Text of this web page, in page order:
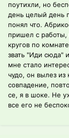
поутихли, но
день целый день
понял что.
пришел с работы,
кругов по
звать "Иди сюда"
мне стало
чудо, он вылез
совпадение,
се, я в шоке. Не
все его не